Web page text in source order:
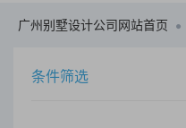
广州别墅设计公司网站首页
条件筛选